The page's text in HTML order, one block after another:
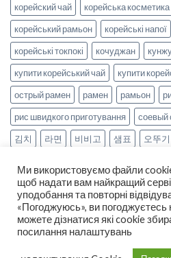
корейский чай
корейська косметика
корейський рамьон
корейські напої
корейські токпокі
кочуджан
купити корейський чай
купити
острый рамен
рамен рамьон
рис швидкого приготування
соевый
김치
라면 비비고 샘표 오뚜기
НОВИНИ РЕЦЕПТИ
ДОГОВІР ОФЕРТИ
Ми використовуємо файли
щоб надати вам найкращий
уподобання та повторні
«Погоджуюсь», ви погоджуєтесь
можете дізнатися які cookie
посилання налаштувань